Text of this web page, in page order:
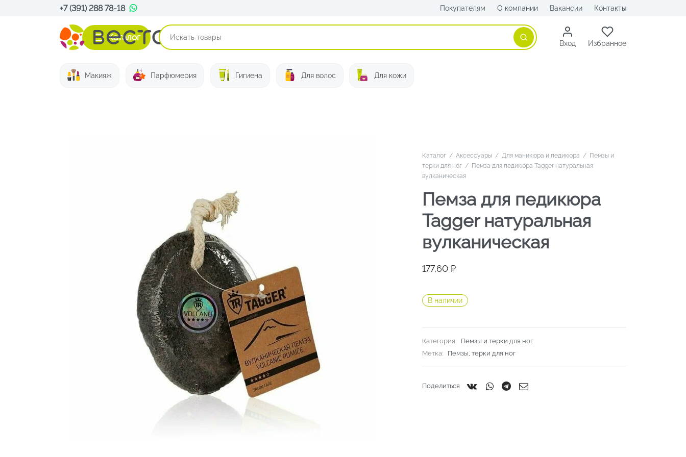
+7 (391) 288 78-18 Покупателям О компании Вакансии Контакты
Каталог
Поиск
Вход Избранное
Макияж Парфюмерия Гигиена Для волос Для кожи
Каталог / Аксессуары / Для маникюра и педикюра / Пемзы и
терки для ног / Пемза для педикюра Tagger натуральная
вулканическая
Пемза для педикюра
Tagger натуральная
вулканическая
177,60 ₽
В наличии
Категория:
Пемзы и терки для ног
Метка:
Пемзы, терки для ног
Поделиться